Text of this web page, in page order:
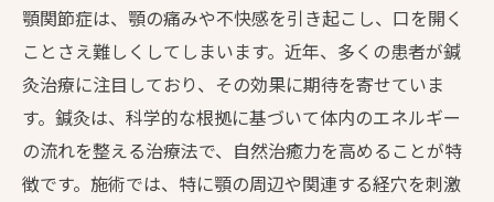
顎関節症は、顎の痛みや不快感を引き起こし、口を開く
ことさえ難しくしてしまいます。近年、多くの患者が鍼
灸治療に注目しており、その効果に期待を寄せていま
す。鍼灸は、科学的な根拠に基づいて体内のエネルギー
の流れを整える治療法で、自然治癒力を高めることが特
徴です。施術では、特に顎の周辺や関連する経穴を刺激